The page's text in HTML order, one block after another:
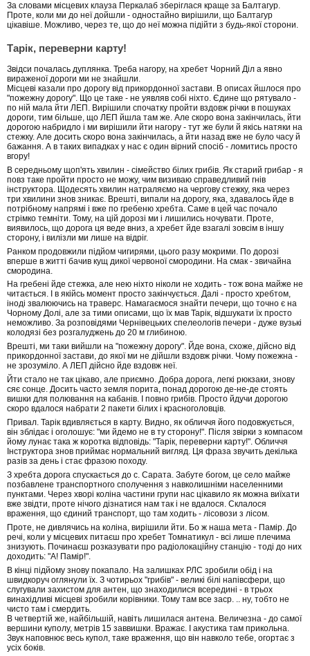
За словами місцевих клауза Перкалаб зберіглася краще за Балтагур.
Проте, коли ми до неї дойшли - одностайно вирішили, що Балтагур
цікавіше. Можливо, через те, що до неї можна підійти з будь-якої сторони.
Тарік, переверни карту!
Звідси почалась дуплянка. Треба нагору, на хребет Чорний Діл а явно
вираженої дороги ми не знайшли.
Місцеві казали про дорогу від прикордонної застави. В описах йшлося про
"пожежну дорогу". Що це таке - не уявляв собі ніхто. Єдине що рятувало -
по ній мала йти ЛЕП. Вирішили спочатку пройти вздовж річки в пошуках
дороги, тим більше, що ЛЕП йшла там же. Але скоро вона закінчилась, йти
дорогою набридло і ми вирішили йти нагору - тут же були й якісь натяки на
стежку. Але досить скоро вона закінчилась, а йти назад вже не було часу й
бажання. А в таких випадках у нас є один вірний спосіб - ломитись просто
вгору!
В середньому щоп'ять хвилин - сімейство білих грибів. Як старий грибар - я
повз таке пройти просто не можу, чим визиваю справедливий гнів
інструктора. Щодесять хвилин натраляємо на чергову стежку, яка через
три хвилини знов зникає. Врешті, випали на дорогу, яка, здавалось йде в
потрібному напрямі і вже по гребеню хребта. Саме в цей час почало
стрімко темніти. Тому, на цій дорозі ми і лишились ночувати. Проте,
виявилось, що дорога ця веде вниз, а хребет йде взагалі зовсім в іншу
сторону, і вилізли ми лише на відріг.
Ранком продовжили підйом чигирями, цього разу мокрими. По дорозі
вперше в житті бачив кущ дикої червоної смородини. На смак - звичайна
смородина.
На гребені йде стежка, але нею ніхто ніколи не ходить - тож вона майже не
читається. І в якійсь момент просто закінчується. Далі - просто хребтом,
іноді звалюючись на траверс. Намагаємося знайти печери, що точно є на
Чорному Долі, але за тими описами, що їх мав Тарік, відшукати їх просто
неможливо. За розповідями Чернівецьких спелеологів печери - дуже вузькі
колодязі без розгалуджень до 20 м глибиною.
Врешті, ми таки вийшли на "пожежну дорогу". Йде вона, схоже, дійсно від
прикордонної застави, до якої ми не дійшли вздовж річки. Чому пожежна -
не зрозуміло. А ЛЕП дійсно йде вздовж неї.
Йти стало не так цікаво, але приємно. Добра дорога, легкі рюкзаки, знову
сяє сонце. Досить часто земля порита, понад дорогою де-не-де стоять
вишки для полювання на кабанів. І повно грибів. Просто йдучи дорогою
скоро вдалося набрати 2 пакети білих і красноголовців.
Привал. Тарік вдивляється в карту. Видно, як обличчя його подовжується,
він зблідає і оголошує: "ми йдемо не в ту сторону!". Після звірки з компасом
йому лунає така ж коротка відповідь: "Тарік, переверни карту!". Обличчя
Інструктора знов приймає нормальний вигляд. Ця фраза звучить декілька
разів за день і стає фразою походу.
З хребта дорога спускається до с. Сарата. Забуте богом, це село майже
позбавлене транспортного сполучення з навколишніми населенними
пунктами. Через хворі коліна частини групи нас цікавило як можна виїхати
вже звідти, проте нічого дізнатися нам так і не вдалося. Склалося
враження, що єдиний транспорт, що там ходить - лісовози з лісом.
Проте, не дивлячись на коліна, вирішили йти. Бо ж наша мета - Памір. До
речі, коли у місцевих питаєш про хребет Томнатикул - всі лише плечима
знизують. Починаєш розказувати про радіолокаційну станцію - тоді до них
доходить: "А! Памір!".
В кінці підйому знову покапало. На залишках РЛС зробили обід і на
швидкоруч оглянули їх. З чотирьох "грибів" - великі білі напівсфери, що
слугували захистом для антен, що знаходилися всередині - в трьох
винахідливі місцеві зробили корівники. Тому там все заср. .. ну, тобто не
чисто там і смердить.
В четвертій же, найбільшій, навіть лишилася антена. Величезна - до самої
вершини куполу, метрів 15 заввишки. Вражає. І акустика там прикольна.
Звук наповнює весь купол, таке враження, що він навколо тебе, огортає з
усіх боків.